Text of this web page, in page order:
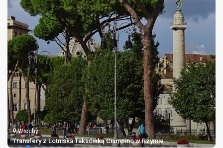
Włochy
Transfery z Lotniska Taksówką Ciampino w Rzymie